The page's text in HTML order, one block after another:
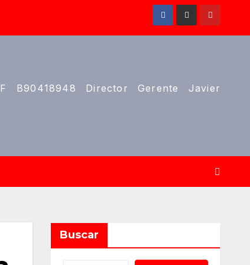
B90418948 Director Gerente Javier
Buscar